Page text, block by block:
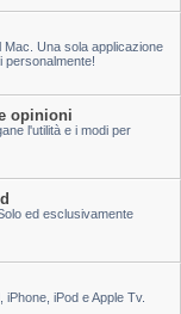
Mac. Una sola applicazione
personalmente!
opinioni
l'utilità e i modi per
ed esclusivamente
iPod e Apple Tv.